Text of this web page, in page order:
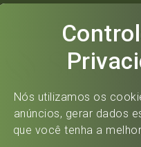
(11) 2144-0808 (11)